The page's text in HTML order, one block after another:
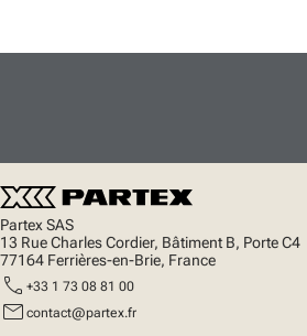
Partex SAS
13 Rue Charles Cordier, Bâtiment B, Porte C4
77164 Ferrières-en-Brie, France
call +33 1 73 08 81 00
mail contact@partex.fr